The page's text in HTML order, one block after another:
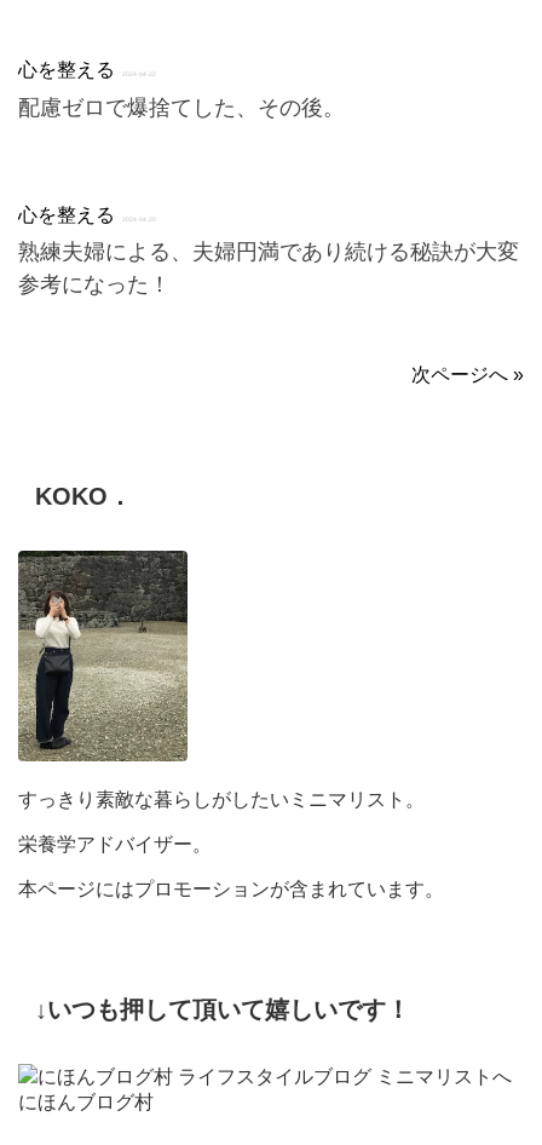
心を整える 2024-04-22
配慮ゼロで爆捨てした、その後。
心を整える 2024-04-20
熟練夫婦による、夫婦円満であり続ける秘訣が大変
参考になった！
次ページへ »
KOKO．
すっきり素敵な暮らしがしたいミニマリスト。
栄養学アドバイザー。
本ページにはプロモーションが含まれています。
↓いつも押して頂いて嬉しいです！
にほんブログ村